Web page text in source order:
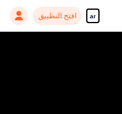
ar افتح التطبيق